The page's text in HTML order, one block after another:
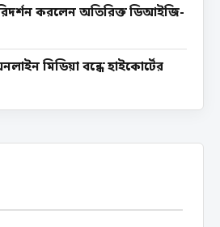
করলেন অতিরিক্ত ডিআইজি-
মিডিয়া বন্ধে হাইকোর্টের